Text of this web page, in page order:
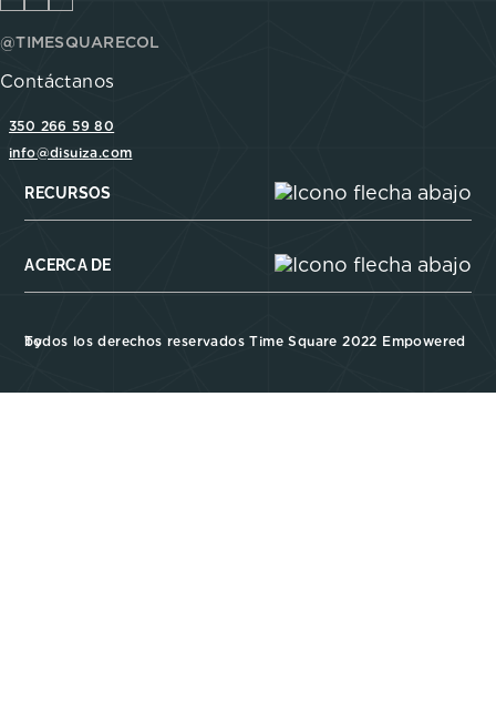
@TIMESQUARECOL
Contáctanos
350 266 59 80
info@disuiza.com
RECURSOS
ACERCA DE
Todos los derechos reservados Time Square 2022 Empowered by